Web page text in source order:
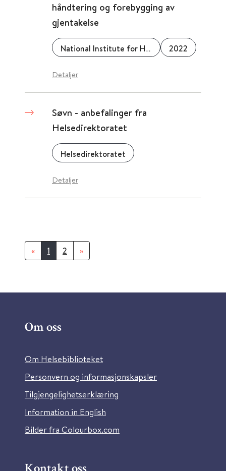
håndtering og forebygging av
gjentakelse
National Institute for Health and Care Excellence (NICE) 2022
Detaljer
Søvn - anbefalinger fra
Helsedirektoratet
Helsedirektoratet
Detaljer
« 1 2 »
Om oss
Om Helsebiblioteket
Personvern og informasjonskapsler
Tilgjengelighetserklæring
Information in English
Bilder fra Colourbox.com